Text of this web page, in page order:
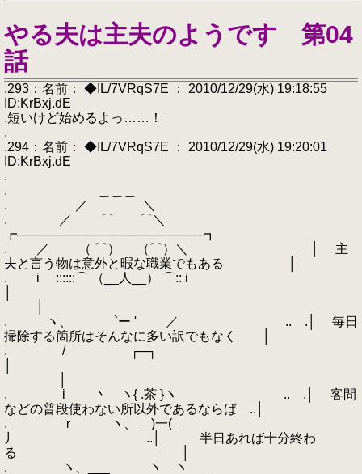
やる夫は主夫のようです 第04
話
.293：名前： ◆IL/7VRqS7E ： 2010/12/29(水) 19:18:55
ID:KrBxj.dE
.短いけど始めるよっ……！
.
.294：名前： ◆IL/7VRqS7E ： 2010/12/29(水) 19:20:01
ID:KrBxj.dE
.
. ＿＿＿
. ／ ＼
. ／ ⌒ ⌒＼
┏─────────────────────┓
. ／ （ ⌒） （⌒）＼ │ 主
夫と言う物は意外と暇な職業でもある │
. i ::::::⌒ （__人__） ⌒:: i
. ヽ、 `ー ' ／ .. .│ 毎日
掃除する箇所はそんなに多い訳でもなく │
. / ┌─┐
. i 丶 ヽ{ .茶 }ヽ .. .│ 客間
などの普段使わない所以外であるならば ..│
. ｒ ヽ、__)一(_
丿 ..│ 半日あれば十分終わ
る │
. ヽ、___ ヽ ヽ